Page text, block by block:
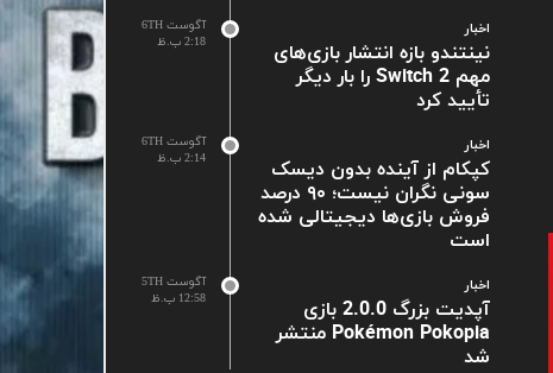
آگوست 6TH
2:18 ب.ظ
اخبار
نینتندو بازه انتشار بازی‌های
مهم Switch 2 را بار دیگر
تأیید کرد
آگوست 6TH
2:14 ب.ظ
اخبار
کپکام از آینده بدون دیسک
سونی نگران نیست؛ ۹۰ درصد
فروش بازی‌ها دیجیتالی شده
است
آگوست 5TH
12:58 ب.ظ
اخبار
آپدیت بزرگ 2.0.0 بازی
Pokémon Pokopia منتشر
شد